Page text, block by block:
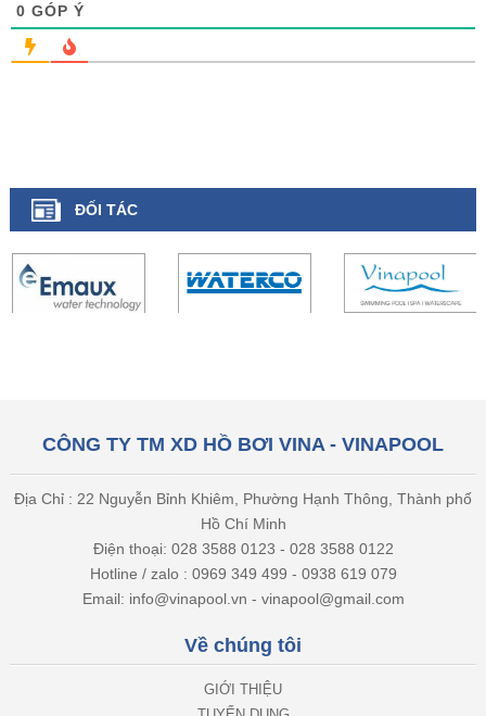
0 GÓP Ý
ĐỐI TÁC
CÔNG TY TM XD HỒ BƠI VINA - VINAPOOL
Địa Chỉ : 22 Nguyễn Bỉnh Khiêm, Phường Hạnh Thông, Thành phố
Hồ Chí Minh
Điện thoại: 028 3588 0123 - 028 3588 0122
Hotline / zalo : 0969 349 499 - 0938 619 079
Email: info@vinapool.vn - vinapool@gmail.com
Về chúng tôi
GIỚI THIỆU